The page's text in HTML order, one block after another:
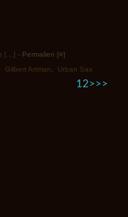
[ ] - Permalien [#]
Gilbert Artman Urban Sax
12>>>